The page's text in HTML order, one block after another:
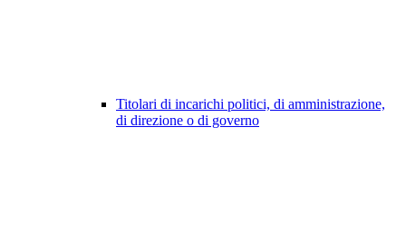
Titolari di incarichi politici, di amministrazione,
di direzione o di governo